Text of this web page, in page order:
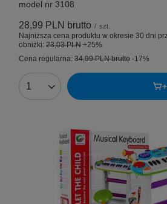
model nr 3108
28,99 PLN brutto / szt.
Najniższa cena produktu w okresie 30 dni
obniżki: 23,03 PLN +25%
Cena regularna: 34,99 PLNbrutto -17%